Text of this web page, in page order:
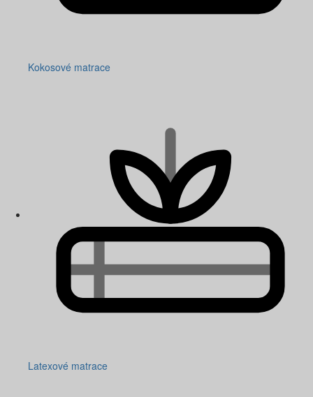
Kokosové matrace
Latexové matrace